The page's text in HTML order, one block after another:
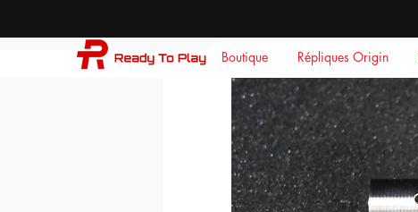
Boutique Répliques Origin